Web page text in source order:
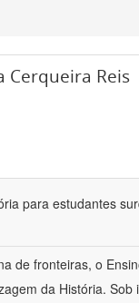
Cerqueira Reis
para estudantes
de fronteiras, o
da História.